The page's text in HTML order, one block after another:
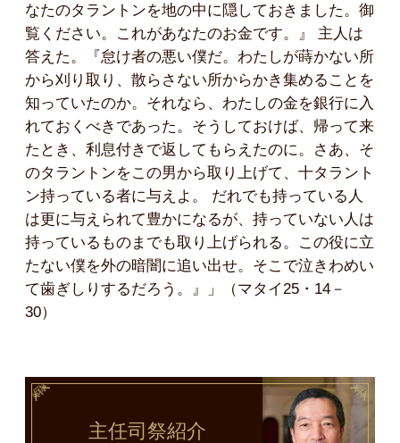
なたのタラントンを地の中に隠しておきました。御
覧ください。これがあなたのお金です。』 主人は
答えた。『怠け者の悪い僕だ。わたしが蒔かない所
から刈り取り、散らさない所からかき集めることを
知っていたのか。それなら、わたしの金を銀行に入
れておくべきであった。そうしておけば、帰って来
たとき、利息付きで返してもらえたのに。さあ、そ
のタラントンをこの男から取り上げて、十タラント
ン持っている者に与えよ。 だれでも持っている人
は更に与えられて豊かになるが、持っていない人は
持っているものまでも取り上げられる。この役に立
たない僕を外の暗闇に追い出せ。そこで泣きわめい
て歯ぎしりするだろう。』」（マタイ25・14－
30）
主任司祭紹介